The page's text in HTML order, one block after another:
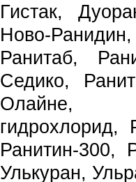
Гистак,
Ново-
Ранитаб,
Седико,
Олайне,
гидрохлорид,
Ранитин-300,
Улькуран,